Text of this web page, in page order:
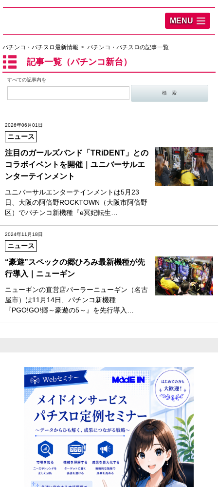
MENU
パチンコ・パチスロ最新情報 パチンコ・パチスロの記事一覧
記事一覧（パチンコ新台）
すべての記事内を
2026年06月01日
ニュース
注目のガールズバンド「TRiDENT」との
コラボイベントを開催｜ユニバーサルエ
ンターテインメント
ユニバーサルエンターテインメントは5月23
日、大阪の阿倍野ROCKTOWN（大阪市阿倍野
区）でパチンコ新機種『e冥妃転生…
2024年11月18日
ニュース
“豪遊”スペックの郷ひろみ最新機種が先
行導入｜ニューギン
ニューギンの直営店パーラーニューギン（名古
屋市）は11月14日、パチンコ新機種
『PGO!GO!郷～豪遊の5～』を先行導入…